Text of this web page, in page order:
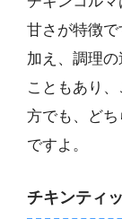
甘さが特徴
加え、調理
こともあり
方でも、ど
ですよ。
チキンティ